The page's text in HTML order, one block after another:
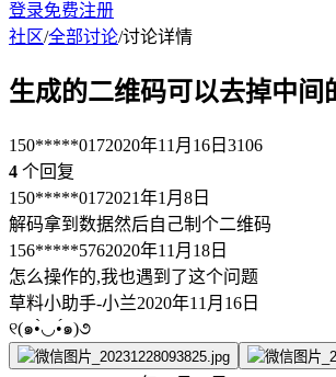
登录免费注册
社区/全部讨论/讨论详情
生成的二维码可以去掉中间
150*****0172020年11月16日 3106
4 个回复
150*****0172021年1月8日
解码拿到数据然后自己制个二维码
156*****5762020年11月18日
怎么操作的,我也遇到了这个问题
草料小助手-小兰2020年11月16日
୧(๑•̀◡•́๑)૭